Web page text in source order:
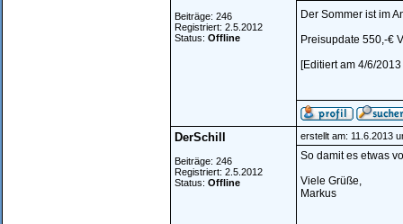
Beiträge: 246
Registriert: 2.5.2012
Status: Offline
Der Sommer ist im
Preisupdate 550,-€
[Editiert am 4/6/
DerSchill
Beiträge: 246
Registriert: 2.5.2012
Status: Offline
erstellt am: 11.6.2013
So damit es etwas
Viele Grüße,
Markus